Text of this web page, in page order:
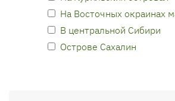
На Восточных окраинах
В центральной Сибири
Острове Сахалин